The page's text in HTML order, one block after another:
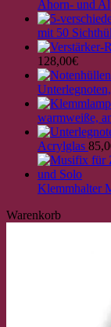
Ahorn- und
mit 50
128,00€
warmweiße,
Acrylglas
Klemmhalter
Warenkorb